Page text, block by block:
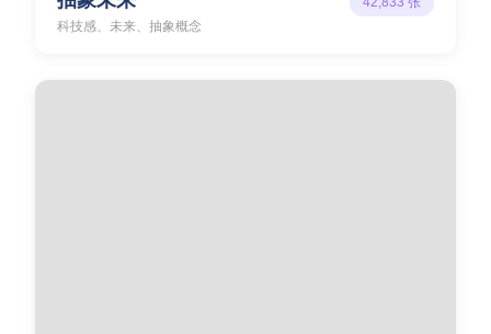
科技感、未来、抽象概念